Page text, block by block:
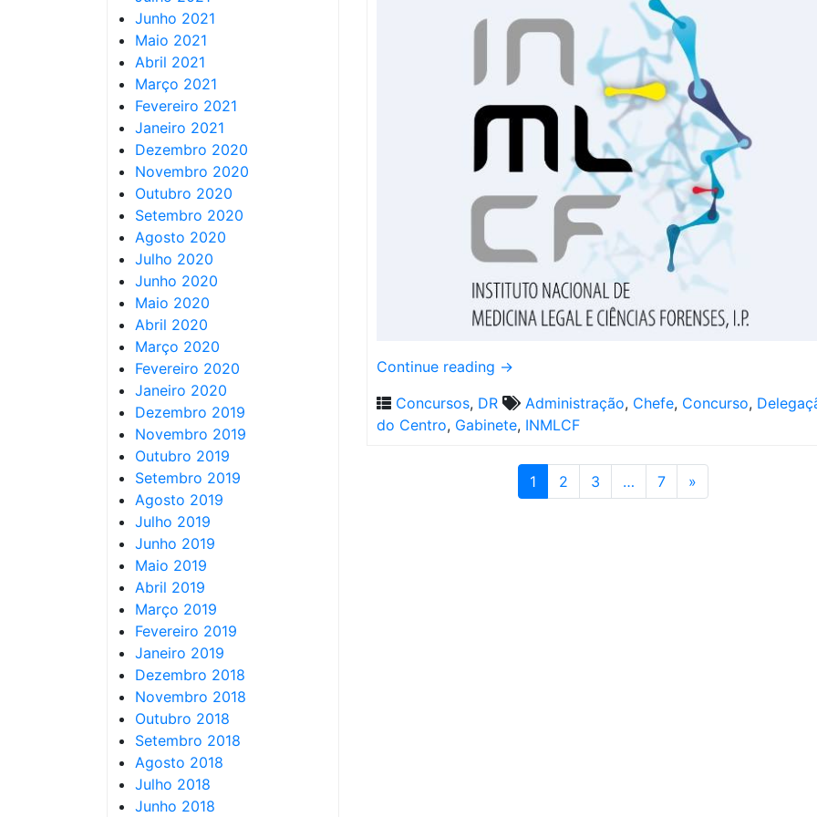
Junho 2021
Maio 2021
Abril 2021
Março 2021
Fevereiro 2021
Janeiro 2021
Dezembro 2020
Novembro 2020
Outubro 2020
Setembro 2020
Agosto 2020
Julho 2020
Junho 2020
Maio 2020
Abril 2020
Março 2020
Fevereiro 2020
Janeiro 2020
Dezembro 2019
Novembro 2019
Outubro 2019
Setembro 2019
Agosto 2019
Julho 2019
Junho 2019
Maio 2019
Abril 2019
Março 2019
Fevereiro 2019
Janeiro 2019
Dezembro 2018
Novembro 2018
Outubro 2018
Setembro 2018
Agosto 2018
Julho 2018
Junho 2018
Continue reading →
Concursos, DR Administração, Chefe, Concurso,
do Centro, Gabinete, INMLCF
1 2 3 … 7 »